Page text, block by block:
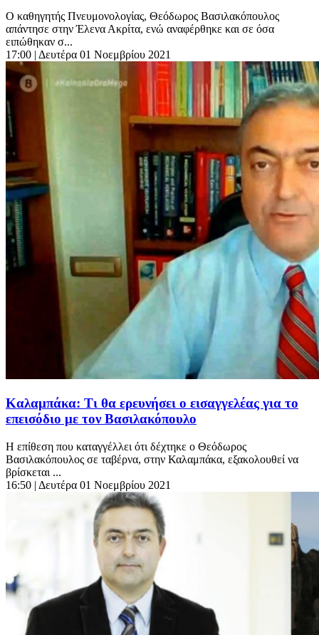
Ο καθηγητής Πνευμονολογίας, Θεόδωρος Βασιλακόπουλος
απάντησε στην Έλενα Ακρίτα, ενώ αναφέρθηκε και σε όσα
ειπώθηκαν σ...
17:00 | Δευτέρα 01 Νοεμβρίου 2021
Καλαμπάκα: Τι θα ερευνήσει ο εισαγγελέας για το
επεισόδιο με τον Βασιλακόπουλο
Η επίθεση που καταγγέλλει ότι δέχτηκε ο Θεόδωρος
Βασιλακόπουλος σε ταβέρνα, στην Καλαμπάκα, εξακολουθεί να
βρίσκεται ...
16:50 | Δευτέρα 01 Νοεμβρίου 2021